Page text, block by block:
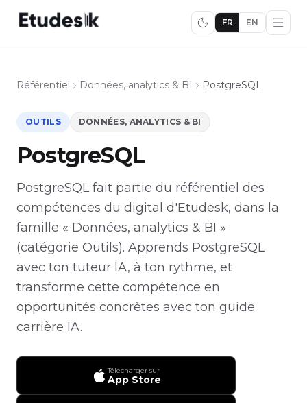
FR EN
Référentiel Données, analytics & BI PostgreSQL
OUTILS DONNÉES, ANALYTICS & BI
PostgreSQL
PostgreSQL fait partie du référentiel des
compétences du digital d'Etudesk, dans la
famille « Données, analytics & BI »
(catégorie Outils). Apprends PostgreSQL
avec ton tuteur IA, à ton rythme, et
transforme cette compétence en
opportunités concrètes avec ton guide
carrière IA.
Télécharger sur
App Store